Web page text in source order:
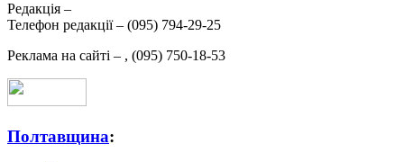
Редакція –
Телефон редакції – (095) 794-29-25
Реклама на сайті – , (095) 750-18-53
Полтавщина: